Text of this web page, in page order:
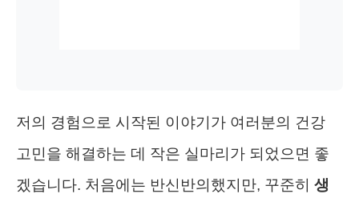
저의 경험으로 시작된 이야기가 여러분의 건강
고민을 해결하는 데 작은 실마리가 되었으면 좋
겠습니다. 처음에는 반신반의했지만, 꾸준히 생